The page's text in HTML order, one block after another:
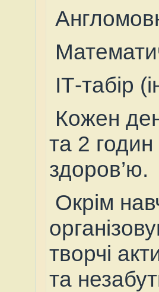
ІТ-табір
Кожен
та 2
здоров’ю.
Окрім
творчі
та